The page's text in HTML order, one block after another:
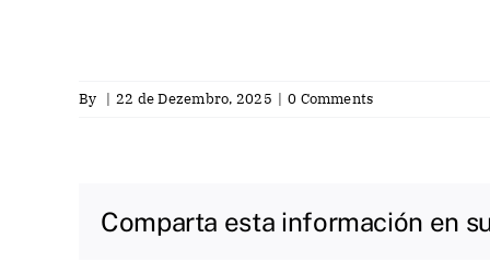
By | 22 de Dezembro, 2025 | 0 Comments
Comparta esta información en